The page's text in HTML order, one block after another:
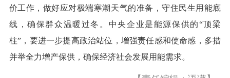
价工作，做好应对极端寒潮天气的准备，守住民生用能底
线，确保群众温暖过冬。中央企业是能源保供的“顶梁
柱”，要进一步提高政治站位，增强责任感和使命感，多措
并举全力增产保供，确保经济社会发展用能需求。